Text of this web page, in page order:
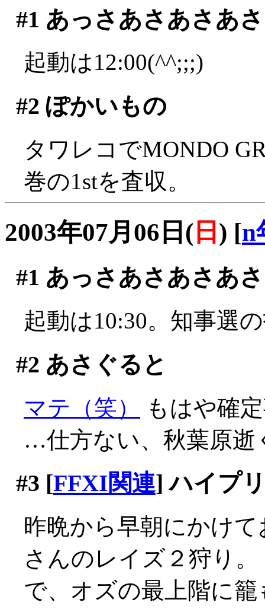
#1 あっさあさあさあ
起動は12:00(^^;;;)
#2 ぽかいもの
タワレコでMONDO
巻の1stを査収。
2003年07月06日( 日 ) [n
#1 あっさあさあさあ
起動は10:30。知事選
#2 あさぐると
マテ（笑）
もはや確
…仕方ない、秋葉原逝
#3 [FFXI関連] ハイプ
昨晩から早朝にかけ
さんのレイズ２狩り。
で、オズの最上階に